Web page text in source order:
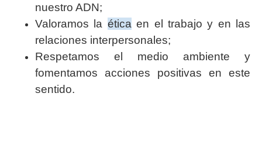
nuestro ADN;
Valoramos la éticaen el trabajo y en las
relaciones interpersonales;
Respetamos el medio ambiente y
fomentamos acciones positivas en este
sentido.